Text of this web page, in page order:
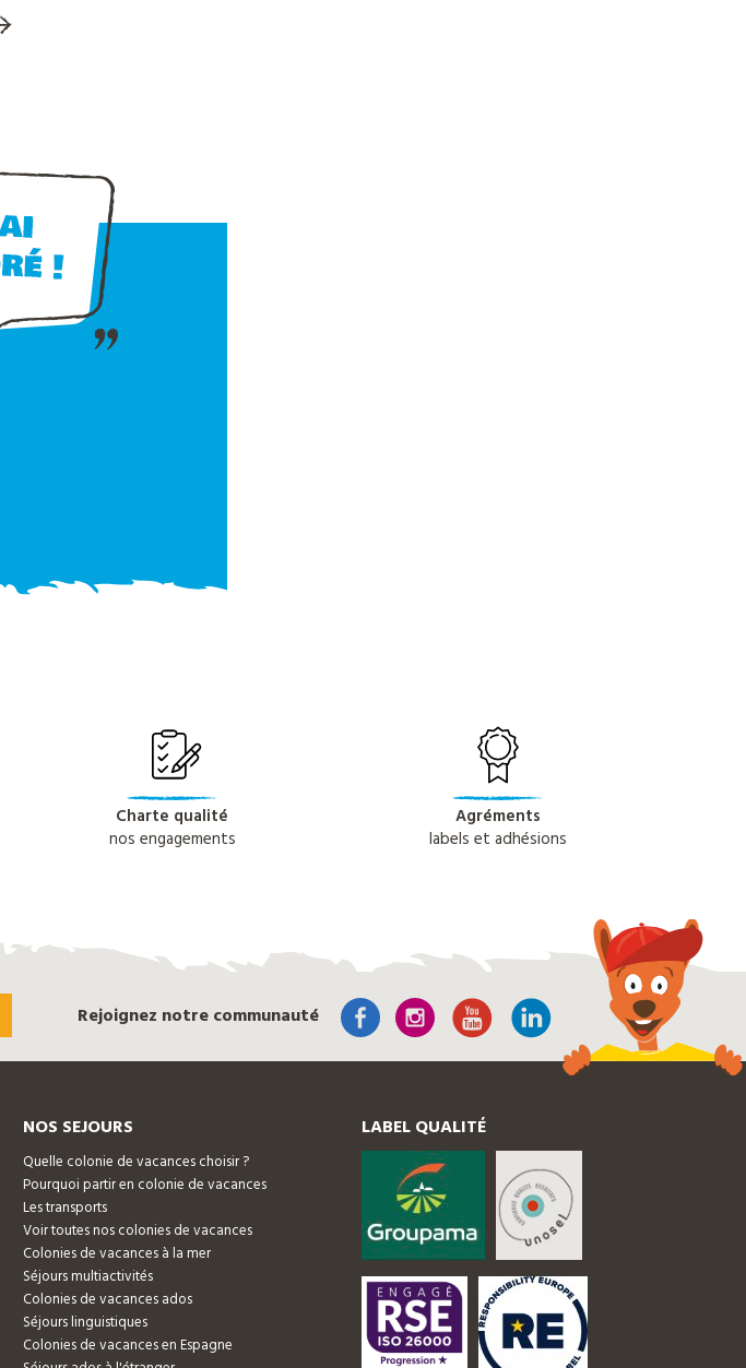
Charte qualité
nos engagements
Agréments
labels et adhésions
Rejoignez notre communauté
NOS SEJOURS
Quelle colonie de vacances choisir ?
Pourquoi partir en colonie de vacances
Les transports
Voir toutes nos colonies de vacances
Colonies de vacances à la mer
Séjours multiactivités
Colonies de vacances ados
Séjours linguistiques
Colonies de vacances en Espagne
LABEL QUALITÉ